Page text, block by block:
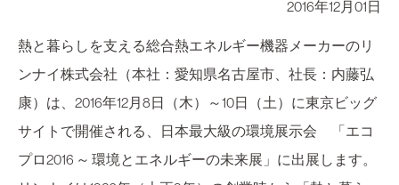
2016年12月01日
熱と暮らしを支える総合熱エネルギー機器メーカーのリ
ンナイ株式会社（本社：愛知県名古屋市、社長：内藤弘
康）は、2016年12月8日（木）～10日（土）に東京ビッグ
サイトで開催される、日本最大級の環境展示会 「エコ
プロ2016 ～ 環境とエネルギーの未来展」に出展します。